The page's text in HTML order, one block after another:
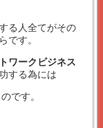
る人全てがその
です。
ワークビジネス
する為には
です。